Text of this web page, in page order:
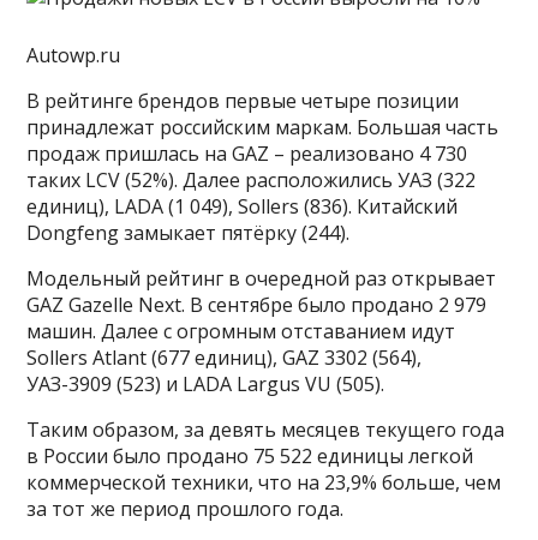
Autowp.ru
В рейтинге брендов первые четыре позиции
принадлежат российским маркам. Большая часть
продаж пришлась на GAZ – реализовано 4 730
таких LCV (52%). Далее расположились УАЗ (322
единиц), LADA (1 049), Sollers (836). Китайский
Dongfeng замыкает пятёрку (244).
Модельный рейтинг в очередной раз открывает
GAZ Gazelle Next. В сентябре было продано 2 979
машин. Далее с огромным отставанием идут
Sollers Atlant (677 единиц), GAZ 3302 (564),
УАЗ-3909 (523) и LADA Largus VU (505).
Таким образом, за девять месяцев текущего года
в России было продано 75 522 единицы легкой
коммерческой техники, что на 23,9% больше, чем
за тот же период прошлого года.